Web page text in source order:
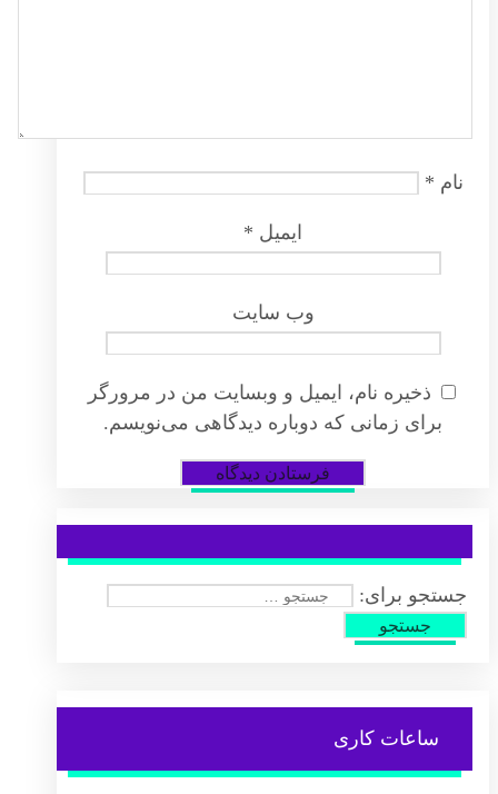
نام *
ایمیل *
وب‌ سایت
ذخیره نام، ایمیل و وبسایت من در مرورگر
برای زمانی که دوباره دیدگاهی می‌نویسم.
جستجو برای:
ساعات کاری